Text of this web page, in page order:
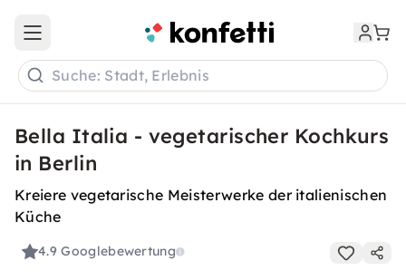
Open main menu
Suche: Stadt, Erlebnis
Bella Italia - vegetarischer Kochkurs
in Berlin
Kreiere vegetarische Meisterwerke der italienischen
Küche
4.9Googlebewertung